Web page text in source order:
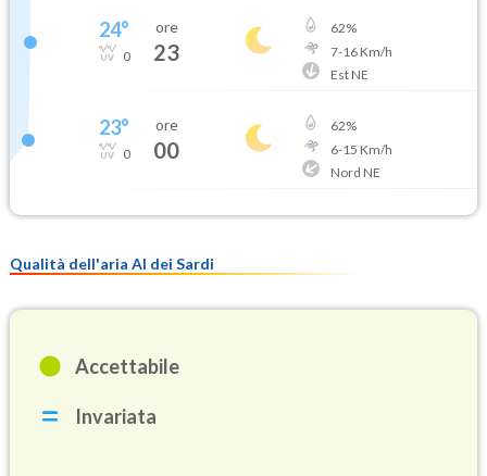
24°
0
ore
23
62%
7-16Km/h
Est NE
23°
0
ore
00
62%
6-15 Km/h
Nord NE
Qualità dell'aria Al dei Sardi
Accettabile
Invariata